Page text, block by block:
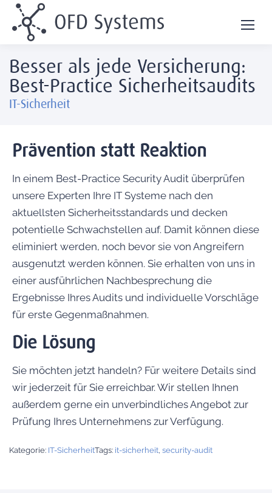
Besser als jede Versicherung:
Best-Practice Sicherheitsaudits
IT-Sicherheit
Prävention statt Reaktion
In einem Best-Practice Security Audit überprüfen
unsere Experten Ihre IT Systeme nach den
aktuellsten Sicherheitsstandards und decken
potentielle Schwachstellen auf. Damit können diese
eliminiert werden, noch bevor sie von Angreifern
ausgenutzt werden können. Sie erhalten von uns in
einer ausführlichen Nachbesprechung die
Ergebnisse Ihres Audits und individuelle Vorschläge
für erste Gegenmaßnahmen.
Die Lösung
Sie möchten jetzt handeln? Für weitere Details sind
wir jederzeit für Sie erreichbar. Wir stellen Ihnen
außerdem gerne ein unverbindliches Angebot zur
Prüfung Ihres Unternehmens zur Verfügung.
Kategorie: IT-SicherheitTags: it-sicherheit, security-audit